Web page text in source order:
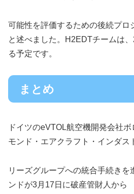
可能性を評価するための後続プロ
と述べました。H2EDTチームは
る予定です。
まとめ
ドイツのeVTOL航空機開発会社
モンド・エアクラフト・インダス
リーズグループへの統合手続きを
ンドが3月17日に破産管財人から